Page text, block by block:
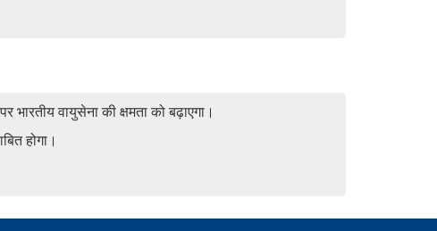
भारतीय वायुसेना की क्षमता को बढ़ाएगा।
होगा।